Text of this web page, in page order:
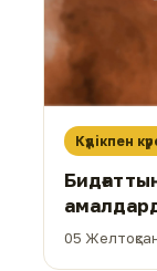
Күдікпен
05